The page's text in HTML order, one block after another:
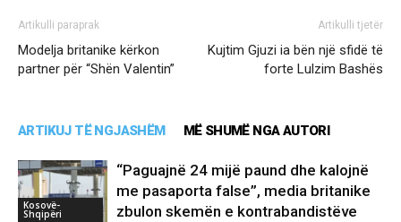
Artikulli paraprak
Modelja britanike kërkon
partner për “Shën Valentin”
Artikulli tjetër
Kujtim Gjuzi ia bën një sfidë të
forte Lulzim Bashës
ARTIKUJ TË NGJASHËM MË SHUMË NGA AUTORI
Kosovë-
Shqipëri
“Paguajnë 24 mijë paund dhe kalojnë
me pasaporta false”, media britanike
zbulon skemën e kontrabandistëve